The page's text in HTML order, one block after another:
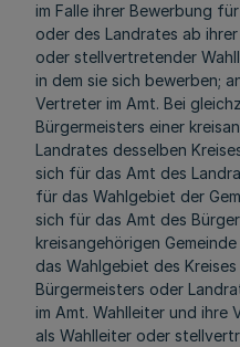
im Falle ihrer Bewerbung
oder des Landrates ab
oder stellvertretender
in dem sie sich bewerben;
Vertreter im Amt. Bei
Bürgermeisters einer
Landrates desselben
sich für das Amt des
für das Wahlgebiet der
sich für das Amt des
kreisangehörigen
das Wahlgebiet des
Bürgermeisters oder
im Amt. Wahlleiter und ihre
als Wahlleiter oder